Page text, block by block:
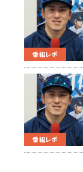
番組レポ
番組レポ